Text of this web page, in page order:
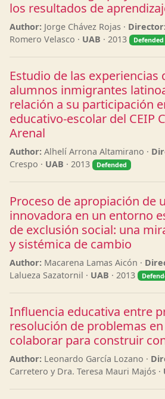
los resultados de
Author: Jorge Chávez Rojas · Director:
Romero Velasco · UAB · 2013 Defended
Estudio de las experiencias
alumnos inmigrantes
relación a su participación
educativo-escolar del CEIP
Arenal
Author: Alhelí Arrona Altamirano ·
Crespo · UAB · 2013 Defended
Proceso de apropiación de
innovadora en un entorno
de exclusión social: una
y sistémica de cambio
Author: Macarena Lamas Aicón ·
Lalueza Sazatornil · UAB · 2013
Influencia educativa entre
resolución de problemas
colaborar para construir
Author: Leonardo García Lozano ·
Carretero y Dra. Teresa Mauri Majós ·